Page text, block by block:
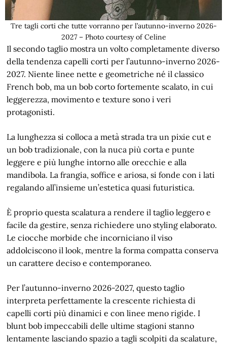
Tre tagli corti che tutte vorranno per l’autunno-inverno 2026-
2027 – Photo courtesy of Celine
Il secondo taglio mostra un volto completamente diverso
della tendenza capelli corti per l’autunno-inverno 2026-
2027. Niente linee nette e geometriche né il classico
French bob, ma un bob corto fortemente scalato, in cui
leggerezza, movimento e texture sono i veri
protagonisti.
La lunghezza si colloca a metà strada tra un pixie cut e
un bob tradizionale, con la nuca più corta e punte
leggere e più lunghe intorno alle orecchie e alla
mandibola. La frangia, soffice e ariosa, si fonde con i lati
regalando all’insieme un’estetica quasi futuristica.
È proprio questa scalatura a rendere il taglio leggero e
facile da gestire, senza richiedere uno styling elaborato.
Le ciocche morbide che incorniciano il viso
addolciscono il look, mentre la forma compatta conserva
un carattere deciso e contemporaneo.
Per l’autunno-inverno 2026-2027, questo taglio
interpreta perfettamente la crescente richiesta di
capelli corti più dinamici e con linee meno rigide. I
blunt bob impeccabili delle ultime stagioni stanno
lentamente lasciando spazio a tagli scolpiti da scalature,